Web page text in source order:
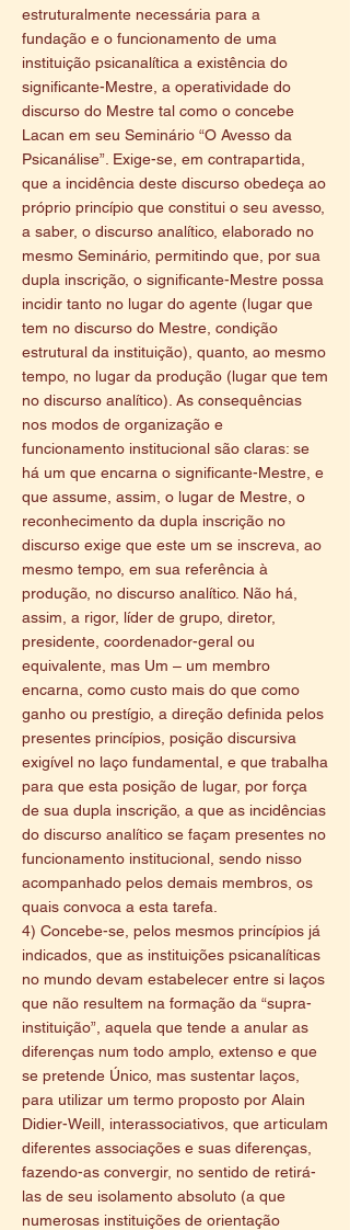
estruturalmente necessária para a
fundação e o funcionamento de uma
instituição psicanalítica a existência do
significante-Mestre, a operatividade do
discurso do Mestre tal como o concebe
Lacan em seu Seminário “O Avesso da
Psicanálise”. Exige-se, em contrapartida,
que a incidência deste discurso obedeça ao
próprio princípio que constitui o seu avesso,
a saber, o discurso analítico, elaborado no
mesmo Seminário, permitindo que, por sua
dupla inscrição, o significante-Mestre possa
incidir tanto no lugar do agente (lugar que
tem no discurso do Mestre, condição
estrutural da instituição), quanto, ao mesmo
tempo, no lugar da produção (lugar que tem
no discurso analítico). As consequências
nos modos de organização e
funcionamento institucional são claras: se
há um que encarna o significante-Mestre, e
que assume, assim, o lugar de Mestre, o
reconhecimento da dupla inscrição no
discurso exige que este um se inscreva, ao
mesmo tempo, em sua referência à
produção, no discurso analítico. Não há,
assim, a rigor, líder de grupo, diretor,
presidente, coordenador-geral ou
equivalente, mas Um – um membro
encarna, como custo mais do que como
ganho ou prestígio, a direção definida pelos
presentes princípios, posição discursiva
exigível no laço fundamental, e que trabalha
para que esta posição de lugar, por força
de sua dupla inscrição, a que as incidências
do discurso analítico se façam presentes no
funcionamento institucional, sendo nisso
acompanhado pelos demais membros, os
quais convoca a esta tarefa.
4) Concebe-se, pelos mesmos princípios já
indicados, que as instituições psicanalíticas
no mundo devam estabelecer entre si laços
que não resultem na formação da “supra-
instituição”, aquela que tende a anular as
diferenças num todo amplo, extenso e que
se pretende Único, mas sustentar laços,
para utilizar um termo proposto por Alain
Didier-Weill, interassociativos, que articulam
diferentes associações e suas diferenças,
fazendo-as convergir, no sentido de retirá-
las de seu isolamento absoluto (a que
numerosas instituições de orientação